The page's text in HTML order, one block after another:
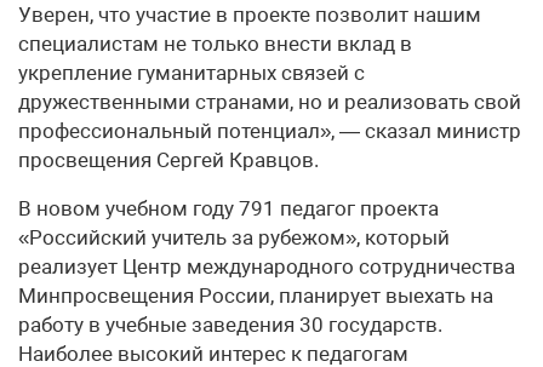
Уверен, что участие в проекте позволит нашим
специалистам не только внести вклад в
укрепление гуманитарных связей с
дружественными странами, но и реализовать свой
профессиональный потенциал», — сказал министр
просвещения Сергей Кравцов.
В новом учебном году 791 педагог проекта
«Российский учитель за рубежом», который
реализует Центр международного сотрудничества
Минпросвещения России, планирует выехать на
работу в учебные заведения 30 государств.
Наиболее высокий интерес к педагогам